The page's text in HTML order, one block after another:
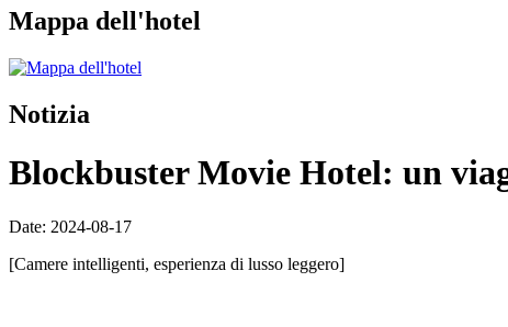
Mappa dell'hotel
Notizia
Blockbuster Movie Hotel: un
Date: 2024-08-17
[Camere intelligenti, esperienza di lusso leggero]